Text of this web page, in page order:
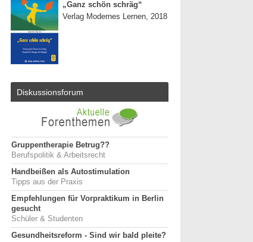
„Ganz schön schräg“
Verlag Modernes Lernen, 2018
Diskussionsforum
Gruppentherapie Betrug??
Berufspolitik & Arbeitsrecht
Handbeißen als Autostimulation
Tipps aus der Praxis
Empfehlungen für Vorpraktikum in Berlin
gesucht
Schüler & Studenten
Gesundheitsreform - Sind wir bald pleite?